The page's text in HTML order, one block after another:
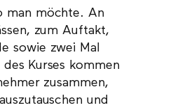
man möchte. An
zum Auftakt,
sowie zwei Mal
des Kurses kommen
zusammen,
und